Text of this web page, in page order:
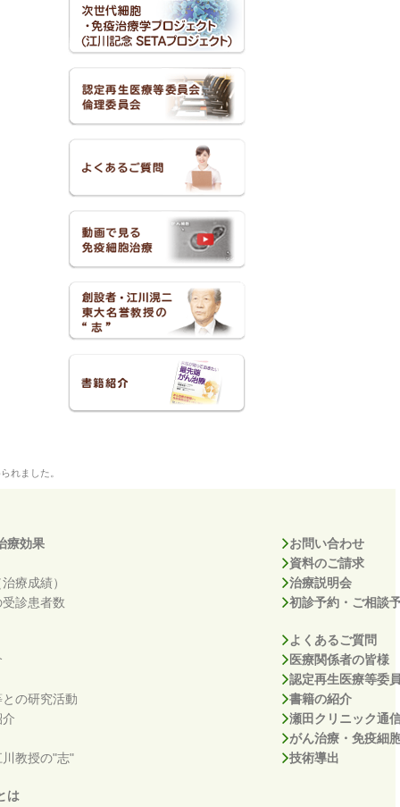
れました。
療効果
療成績）
診患者数
の研究活動
教授の"志"
は
お問い合わせ
資料のご請求
治療説明会
初診予約・ご相談
よくあるご質問
医療関係者の皆様
認定再生医療等委
書籍の紹介
瀬田クリニック通
がん治療・免疫細
技術導出